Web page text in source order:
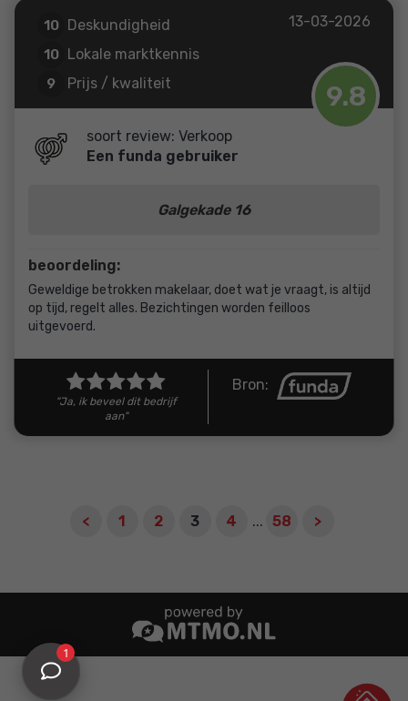
13-03-2026
9.8
10 Deskundigheid
10 Lokale marktkennis
9 Prijs / kwaliteit
10 Service en begeleiding
soort review: Verkoop
Een funda gebruiker
Galgekade 16
beoordeling:
Geweldige betrokken makelaar, doet wat je vraagt, is altijd
op tijd, regelt alles. Bezichtingen worden feilloos
uitgevoerd.
"Ja, ik beveel dit bedrijf
aan"
Bron:
< 1 2 3 4 ... 58 >
1